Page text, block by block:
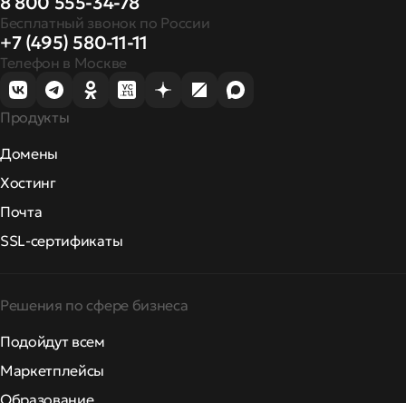
Бесплатный звонок по России
+7 (495) 580-11-11
Телефон в Москве
Продукты
Домены
Хостинг
Почта
SSL-сертификаты
Решения по сфере бизнеса
Подойдут всем
Маркетплейсы
Образование